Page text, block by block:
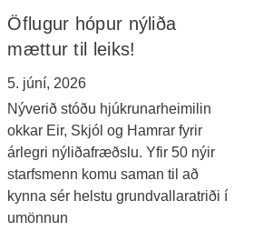
Öflugur hópur nýliða
mættur til leiks!
5. júní, 2026
Nýverið stóðu hjúkrunarheimilin
okkar Eir, Skjól og Hamrar fyrir
árlegri nýliðafræðslu. Yfir 50 nýir
starfsmenn komu saman til að
kynna sér helstu grundvallaratriði í
umönnun